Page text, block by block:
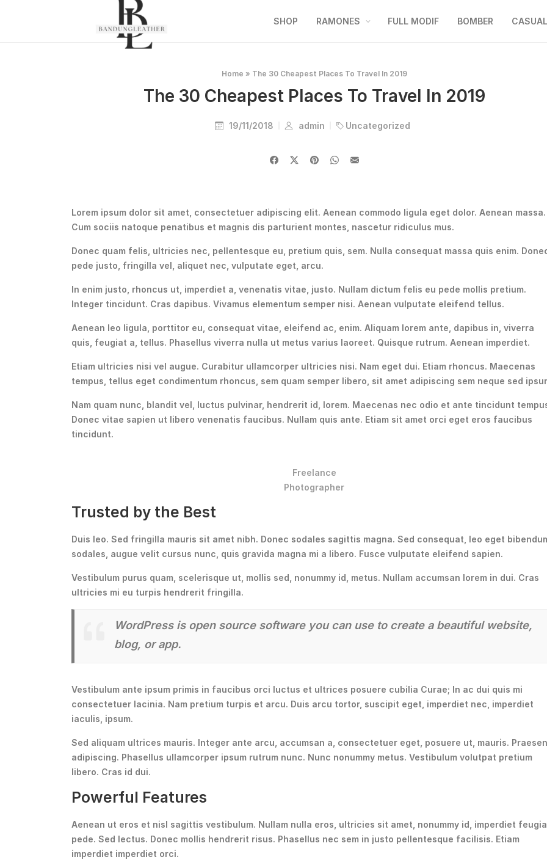
SHOP RAMONES FULL MODIF BOMBER CASUAL
Home » The 30 Cheapest Places To Travel In 2019
The 30 Cheapest Places To Travel In 2019
19/11/2018 admin Uncategorized
Lorem ipsum dolor sit amet, consectetuer adipiscing elit. Aenean commodo ligula eget dolor. Aenean massa.
Cum sociis natoque penatibus et magnis dis parturient montes, nascetur ridiculus mus.
Donec quam felis, ultricies nec, pellentesque eu, pretium quis, sem. Nulla consequat massa quis enim.
pede justo, fringilla vel, aliquet nec, vulputate eget, arcu.
In enim justo, rhoncus ut, imperdiet a, venenatis vitae, justo. Nullam dictum felis eu pede mollis pretium.
Integer tincidunt. Cras dapibus. Vivamus elementum semper nisi. Aenean vulputate eleifend tellus.
Aenean leo ligula, porttitor eu, consequat vitae, eleifend ac, enim. Aliquam lorem ante, dapibus in, viverra
quis, feugiat a, tellus. Phasellus viverra nulla ut metus varius laoreet. Quisque rutrum. Aenean imperdiet.
Etiam ultricies nisi vel augue. Curabitur ullamcorper ultricies nisi. Nam eget dui. Etiam rhoncus. Maecenas
tempus, tellus eget condimentum rhoncus, sem quam semper libero, sit amet adipiscing sem neque sed
Nam quam nunc, blandit vel, luctus pulvinar, hendrerit id, lorem. Maecenas nec odio et ante tincidunt
Donec vitae sapien ut libero venenatis faucibus. Nullam quis ante. Etiam sit amet orci eget eros faucibus
tincidunt.
Freelance
Photographer
Trusted by the Best
Duis leo. Sed fringilla mauris sit amet nibh. Donec sodales sagittis magna. Sed consequat, leo eget
sodales, augue velit cursus nunc, quis gravida magna mi a libero. Fusce vulputate eleifend sapien.
Vestibulum purus quam, scelerisque ut, mollis sed, nonummy id, metus. Nullam accumsan lorem in dui. Cras
ultricies mi eu turpis hendrerit fringilla.
WordPress is open source software you can use to create a beautiful website,
blog, or app.
Vestibulum ante ipsum primis in faucibus orci luctus et ultrices posuere cubilia Curae; In ac dui quis mi
consectetuer lacinia. Nam pretium turpis et arcu. Duis arcu tortor, suscipit eget, imperdiet nec, imperdiet
iaculis, ipsum.
Sed aliquam ultrices mauris. Integer ante arcu, accumsan a, consectetuer eget, posuere ut, mauris.
adipiscing. Phasellus ullamcorper ipsum rutrum nunc. Nunc nonummy metus. Vestibulum volutpat pretium
libero. Cras id dui.
Powerful Features
Aenean ut eros et nisl sagittis vestibulum. Nullam nulla eros, ultricies sit amet, nonummy id, imperdiet
pede. Sed lectus. Donec mollis hendrerit risus. Phasellus nec sem in justo pellentesque facilisis. Etiam
imperdiet imperdiet orci.